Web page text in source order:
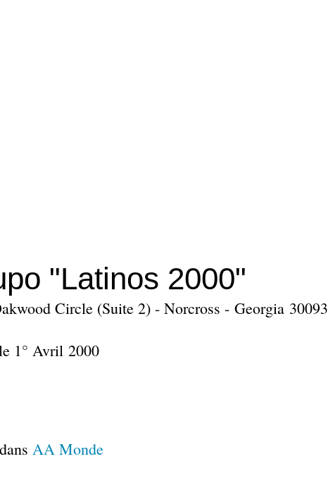
"Latinos 2000"
Circle (Suite 2) - Norcross - Georgia 30093
1° Avril 2000
AA Monde